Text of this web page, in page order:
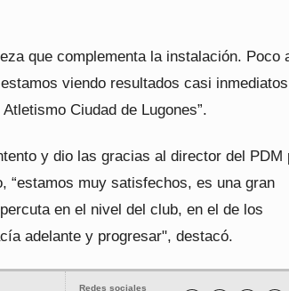
que complementa la instalación. Poco
viendo resultados casi
Ciudad de Lugones”.
y dio las gracias al director del PDM
“estamos muy satisfechos, es una gran
en el nivel del club, en el de los
adelante y progresar", destacó.
Redes sociales